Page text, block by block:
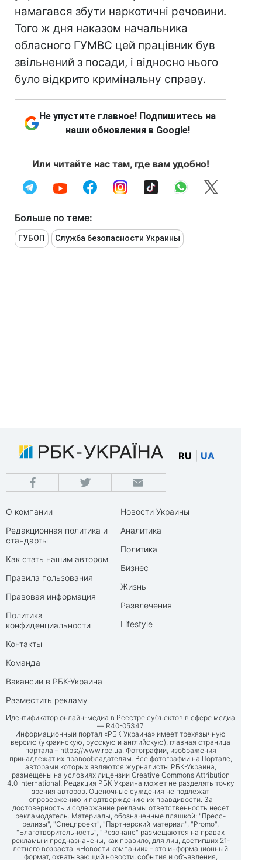
намагався збути наркотичні речовини.
Того ж дня наказом начальника
обласного ГУМВС цей працівник був
звільнений з посади, і відносно нього
було відкрито кримінальну справу.
Не упустите главное! Подпишитесь на
наши обновления в Google!
Или читайте нас там, где вам удобно!
Больше по теме:
ГУБОП Служба безопасности Украины
RU UA
О компании
Редакционная политика и
стандарты
Как стать нашим автором
Правила пользования
Правовая информация
Политика
конфиденциальности
Контакты
Команда
Вакансии в РБК-Украина
Разместить рекламу
Новости Украины
Аналитика
Политика
Бизнес
Жизнь
Развлечения
Lifestyle
Идентификатор онлайн-медиа в Реестре субъектов в сфере медиа
— R40-05347
Информационный портал «РБК-Украина» имеет трехязычную
версию (украинскую, русскую и английскую), главная страница
портала – https://www.rbc.ua. Фотографии, изображения
принадлежат их правообладателям. Все фотографии на Портале,
авторами которых являются журналисты РБК-Украина,
размещены на условиях лицензии Creative Commons Attribution
4.0 International. Редакция РБК-Украина может не разделять точку
зрения авторов. Оценочные суждения не подлежат
опровержению и подтверждению их правдивости. За
достоверность и содержание рекламы ответственность несет
рекламодатель. Материалы, обозначенные плашкой: "Пресс-
релизы", "Спецпроект", "Партнерский материал", "Promo",
"Благотворительность", "Резонанс" размещаются на правах
рекламы и предназначены, как правило, для лиц, достигших 21-
летнего возраста. «Новости компании» – это информационный
формат, охватывающий новости, события и объявления,